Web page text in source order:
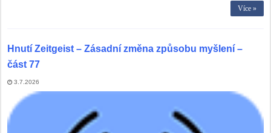
Více »
Hnutí Zeitgeist – Zásadní změna způsobu myšlení –
část 77
3.7.2026